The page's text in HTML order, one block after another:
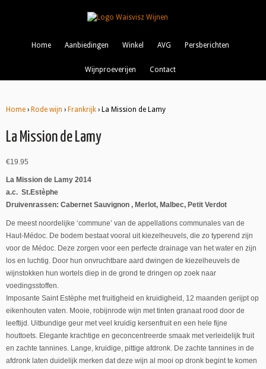
Home Aanbiedingen Winkel AVG Persberichten
Wijnproeverijen Contact
Home › Rode wijn › Frankrijk › La Mission de Lamy
La Mission de Lamy
€19.95
La Mission de Lamy 2014
a.c. St.Estèphe
Druivenrassen: Cabernet Sauvignon , Merlot, Malbec, Petit Verdot
De meest noordelijke ‘commune’ van de appellations communales van de
Haut-Médoc. De bodem bestaat vooral uit kiezelheuvels, die zo typerend zijn
voor de Médoc. Deze zorgen voor een perfecte drainage van het water en zijn
los en luchtig. Door hun onvruchtbare aard dwingen de kiezelheuvels de
wijnstokken hun wortels diep in de grond te dringen op zoek naar
voedingsstoffen.
Imposante Saint Estèphe met fruitigheid en kruidigheid, 12 maanden gerijpt op
eikenhouten vaten. Mooie, robijnrode wijn met tinten granaat rood door de
leeftijd. Uitbundige geur met veel kruidig kersenfruit en een hele fijne
houttoets. Elegante krachtige en geconcentreerde smaak met verleidelijk fruit
en zachte tannines. Lange, kruidige, pittige afdronk. De zachte tannines in de
afdronk laten duidelijk merken dat deze wijn al mooi op dronk begint te komen